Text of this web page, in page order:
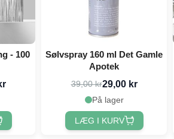
- 100
Sølvspray 160 ml Det Gamle
Apotek
39,00 kr29,00 kr
På lager
LÆG I KURV